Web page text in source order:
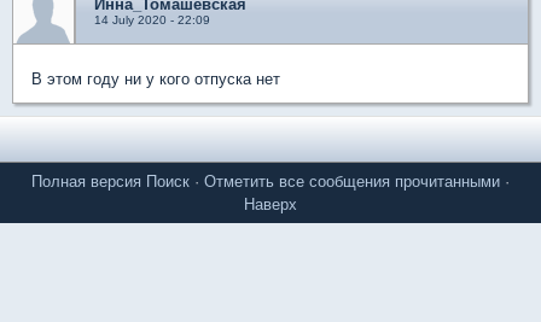
Инна_Томашевская
14 July 2020 - 22:09
В этом году ни у кого отпуска нет
Полная версия Поиск · Отметить все сообщения прочитанными ·
Наверх